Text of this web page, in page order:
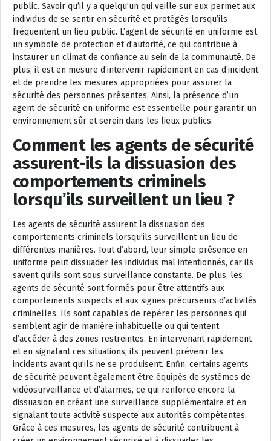
public. Savoir qu’il y a quelqu’un qui veille sur eux permet aux
individus de se sentir en sécurité et protégés lorsqu’ils
fréquentent un lieu public. L’agent de sécurité en uniforme est
un symbole de protection et d’autorité, ce qui contribue à
instaurer un climat de confiance au sein de la communauté. De
plus, il est en mesure d’intervenir rapidement en cas d’incident
et de prendre les mesures appropriées pour assurer la
sécurité des personnes présentes. Ainsi, la présence d’un
agent de sécurité en uniforme est essentielle pour garantir un
environnement sûr et serein dans les lieux publics.
Comment les agents de sécurité
assurent-ils la dissuasion des
comportements criminels
lorsqu’ils surveillent un lieu ?
Les agents de sécurité assurent la dissuasion des
comportements criminels lorsqu’ils surveillent un lieu de
différentes manières. Tout d’abord, leur simple présence en
uniforme peut dissuader les individus mal intentionnés, car ils
savent qu’ils sont sous surveillance constante. De plus, les
agents de sécurité sont formés pour être attentifs aux
comportements suspects et aux signes précurseurs d’activités
criminelles. Ils sont capables de repérer les personnes qui
semblent agir de manière inhabituelle ou qui tentent
d’accéder à des zones restreintes. En intervenant rapidement
et en signalant ces situations, ils peuvent prévenir les
incidents avant qu’ils ne se produisent. Enfin, certains agents
de sécurité peuvent également être équipés de systèmes de
vidéosurveillance et d’alarmes, ce qui renforce encore la
dissuasion en créant une surveillance supplémentaire et en
signalant toute activité suspecte aux autorités compétentes.
Grâce à ces mesures, les agents de sécurité contribuent à